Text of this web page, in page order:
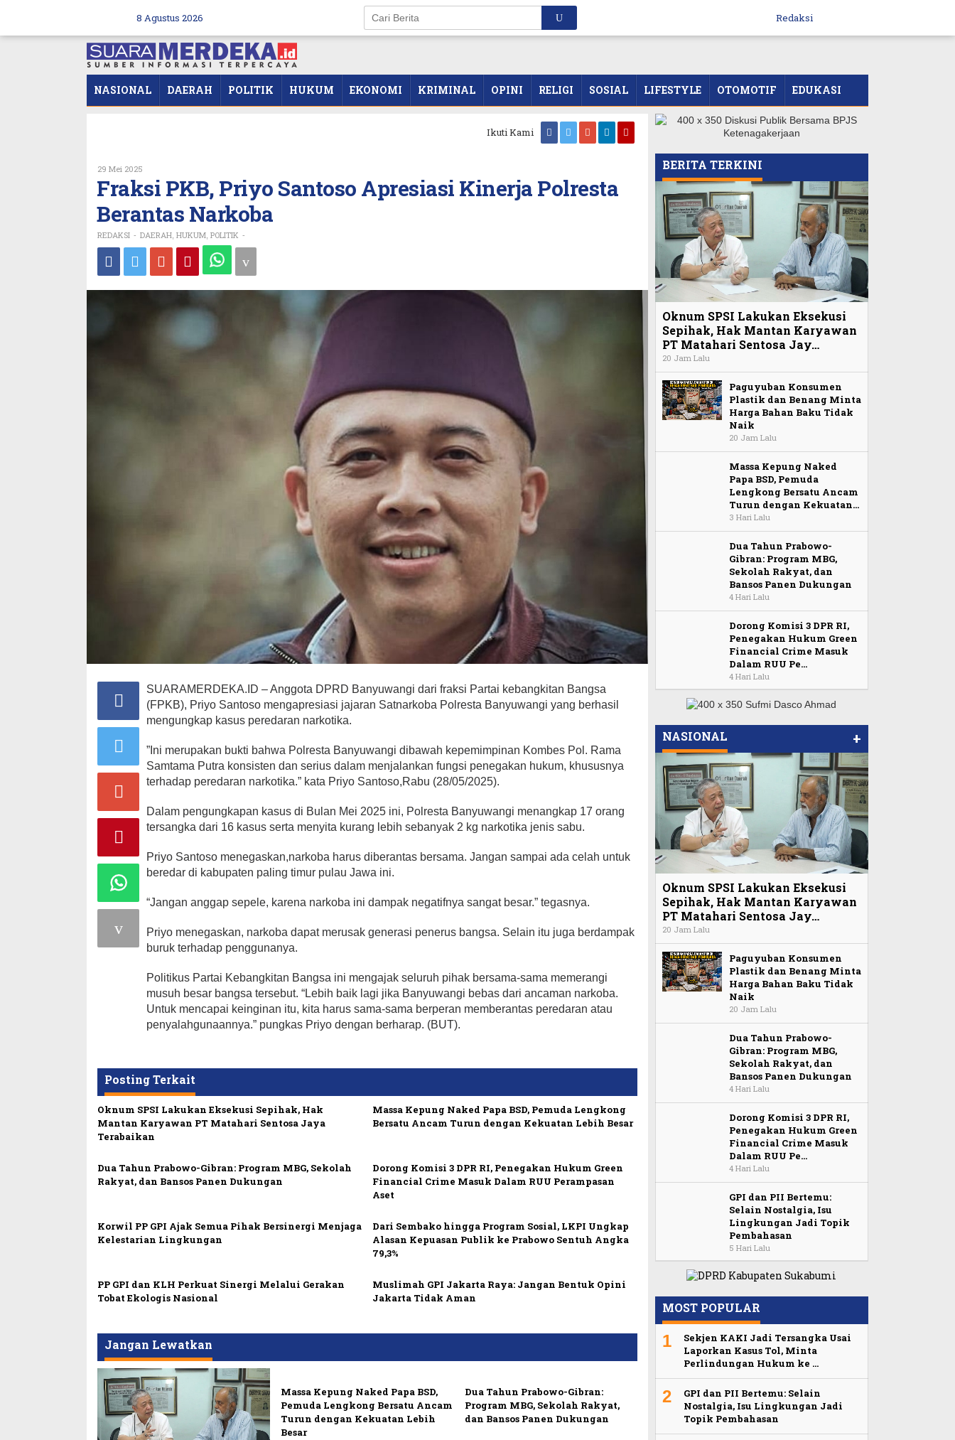
8 Agustus 2026 Redaksi
NASIONAL DAERAH POLITIK HUKUM EKONOMI KRIMINAL OPINI RELIGI SOSIAL LIFESTYLE OTOMOTIF EDUKASI
Ikuti Kami
29 Mei 2025
REDAKSI
Fraksi PKB, Priyo Santoso Apresiasi Kinerja Polresta
Berantas Narkoba
REDAKSI - DAERAH HUKUM POLITIK -
SUARAMERDEKA.ID – Anggota DPRD Banyuwangi dari fraksi Partai kebangkitan Bangsa
(FPKB), Priyo Santoso mengapresiasi jajaran Satnarkoba Polresta Banyuwangi yang berhasil
mengungkap kasus peredaran narkotika.
”Ini merupakan bukti bahwa Polresta Banyuwangi dibawah kepemimpinan Kombes Pol. Rama
Samtama Putra konsisten dan serius dalam menjalankan fungsi penegakan hukum, khususnya
terhadap peredaran narkotika.” kata Priyo Santoso,Rabu (28/05/2025).
Dalam pengungkapan kasus di Bulan Mei 2025 ini, Polresta Banyuwangi menangkap 17 orang
tersangka dari 16 kasus serta menyita kurang lebih sebanyak 2 kg narkotika jenis sabu.
Priyo Santoso menegaskan,narkoba harus diberantas bersama. Jangan sampai ada celah untuk
beredar di kabupaten paling timur pulau Jawa ini.
“Jangan anggap sepele, karena narkoba ini dampak negatifnya sangat besar.” tegasnya.
Priyo menegaskan, narkoba dapat merusak generasi penerus bangsa. Selain itu juga berdampak
buruk terhadap penggunanya.
Politikus Partai Kebangkitan Bangsa ini mengajak seluruh pihak bersama-sama memerangi
musuh besar bangsa tersebut. “Lebih baik lagi jika Banyuwangi bebas dari ancaman narkoba.
Untuk mencapai keinginan itu, kita harus sama-sama berperan memberantas peredaran atau
penyalahgunaannya.” pungkas Priyo dengan berharap. (BUT).
Posting Terkait
Oknum SPSI Lakukan Eksekusi Sepihak, Hak
Mantan Karyawan PT Matahari Sentosa Jaya
Terabaikan
Massa Kepung Naked Papa BSD, Pemuda Lengkong
Bersatu Ancam Turun dengan Kekuatan Lebih Besar
Dua Tahun Prabowo-Gibran: Program MBG, Sekolah
Rakyat, dan Bansos Panen Dukungan
Dorong Komisi 3 DPR RI, Penegakan Hukum Green
Financial Crime Masuk Dalam RUU Perampasan
Aset
Korwil PP GPI Ajak Semua Pihak Bersinergi Menjaga
Kelestarian Lingkungan
Dari Sembako hingga Program Sosial, LKPI Ungkap
Alasan Kepuasan Publik ke Prabowo Sentuh Angka
79,3%
PP GPI dan KLH Perkuat Sinergi Melalui Gerakan
Tobat Ekologis Nasional
Muslimah GPI Jakarta Raya: Jangan Bentuk Opini
Jakarta Tidak Aman
Jangan Lewatkan
Massa Kepung Naked Papa BSD,
Pemuda Lengkong Bersatu Ancam
Turun dengan Kekuatan Lebih
Besar
Dua Tahun Prabowo-Gibran:
Program MBG, Sekolah Rakyat,
dan Bansos Panen Dukungan
BERITA TERKINI
Oknum SPSI Lakukan Eksekusi
Sepihak, Hak Mantan Karyawan
PT Matahari Sentosa Jay…
20 Jam Lalu
Paguyuban Konsumen
Plastik dan Benang Minta
Harga Bahan Baku Tidak
Naik
20 Jam Lalu
Massa Kepung Naked
Papa BSD, Pemuda
Lengkong Bersatu Ancam
Turun dengan Kekuatan…
3 Hari Lalu
Dua Tahun Prabowo-
Gibran: Program MBG,
Sekolah Rakyat, dan
Bansos Panen Dukungan
4 Hari Lalu
Dorong Komisi 3 DPR RI,
Penegakan Hukum Green
Financial Crime Masuk
Dalam RUU Pe…
4 Hari Lalu
NASIONAL +
Oknum SPSI Lakukan Eksekusi
Sepihak, Hak Mantan Karyawan
PT Matahari Sentosa Jay…
20 Jam Lalu
Paguyuban Konsumen
Plastik dan Benang Minta
Harga Bahan Baku Tidak
Naik
20 Jam Lalu
Dua Tahun Prabowo-
Gibran: Program MBG,
Sekolah Rakyat, dan
Bansos Panen Dukungan
4 Hari Lalu
Dorong Komisi 3 DPR RI,
Penegakan Hukum Green
Financial Crime Masuk
Dalam RUU Pe…
4 Hari Lalu
GPI dan PII Bertemu:
Selain Nostalgia, Isu
Lingkungan Jadi Topik
Pembahasan
5 Hari Lalu
MOST POPULAR
1
Sekjen KAKI Jadi Tersangka Usai
Laporkan Kasus Tol, Minta
Perlindungan Hukum ke …
2
GPI dan PII Bertemu: Selain
Nostalgia, Isu Lingkungan Jadi
Topik Pembahasan